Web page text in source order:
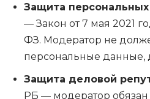
Защита
— Закон от 7 мая 2021
ФЗ. Модератор не
персональные данные,
Защита деловой
РБ — модератор обязан